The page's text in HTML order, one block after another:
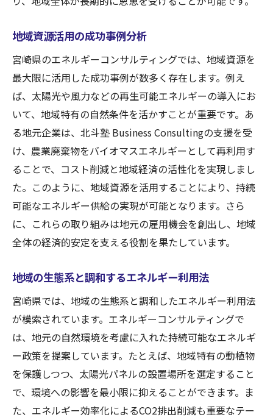
地域資源活用の成功事例分析
宮崎県のエネルギーコンサルティングでは、地域資源を
最大限に活用した成功事例が数多く存在します。例え
ば、太陽光や風力などの再生可能エネルギーの導入にお
いて、地域特有の自然条件を活かすことが重要です。あ
る地元企業は、北斗塾 Business Consultingの支援を受
け、農業廃棄物をバイオマスエネルギーとして再利用す
ることで、コスト削減と地域経済の活性化を実現しまし
た。このように、地域資源を活用することにより、持続
可能なエネルギー供給の実現が可能となります。さら
に、これらの取り組みは地元の雇用機会を創出し、地域
全体の経済的安定を支える役割を果たしています。
地域の生態系と調和するエネルギー利用法
宮崎県では、地域の生態系と調和したエネルギー利用法
が模索されています。エネルギーコンサルティングで
は、地元の自然環境を考慮に入れた持続可能なエネルギ
ー政策を提案しています。たとえば、地域特有の動植物
を保護しつつ、太陽光パネルの設置場所を選定すること
で、環境への影響を最小限に抑えることができます。ま
た、エネルギー効率化によるCO2排出削減も重要なテー